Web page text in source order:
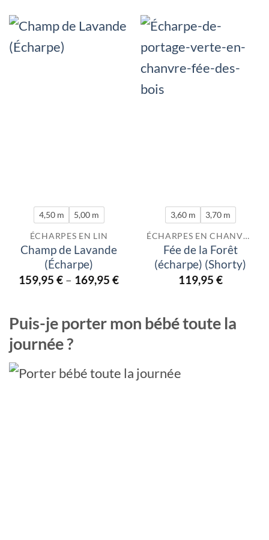
4,50 m 5,00 m
ÉCHARPES EN LIN
Champ de Lavande
(Écharpe)
159,95 € – 169,95 €
3,60 m 3,70 m
ÉCHARPES EN CHANVRE
Fée de la Forêt
(écharpe) (Shorty)
119,95 €
Puis-je porter mon bébé toute la
journée ?